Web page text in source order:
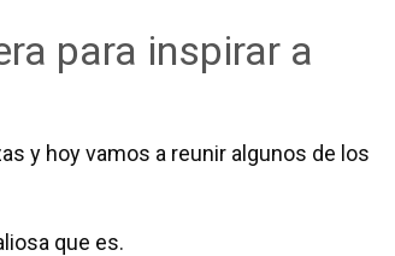
para inspirar a
y hoy vamos a reunir algunos de los
que es.